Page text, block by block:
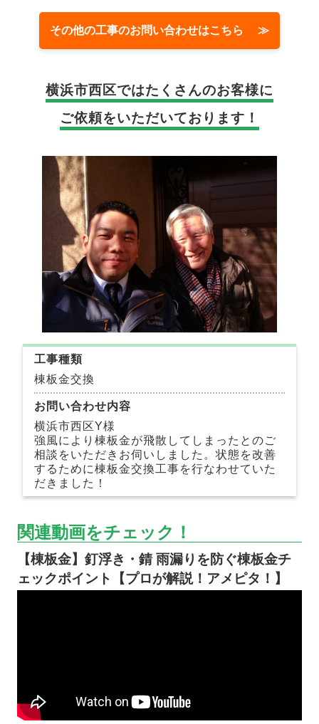
その他の工事のお問い合わせはこちら ≫
横浜市西区ではたくさんのお客様に
ご依頼をいただいております！
工事種類
棟板金交換
お問い合わせ内容
横浜市西区Y様
強風により棟板金が飛散してしまったとのご
相談をいただきお伺いしました。状態を改善
するために棟板金交換工事を行なわせていた
だきました！
関連動画をチェック！
【棟板金】釘浮き・錆 雨漏りを防ぐ棟板金チ
ェックポイント【プロが解説！アメピタ！】